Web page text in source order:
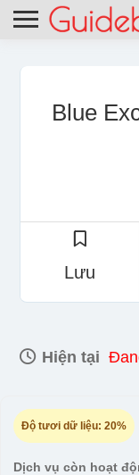
Blue
Lưu
Hiện tại
Độ tươi dữ liệu: 20%
Dịch vụ còn hoạt